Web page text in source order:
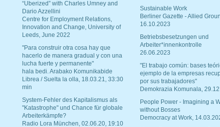
“Uberized” with Charles Umney and
Dario Azzellini
Centre for Employment Relations,
Innovation and Change, University of
Leeds, June 2022
"Para construir otra cosa hay que
hacerlo de manera gradual y con una
lucha fuerte y permanente"
hala bedi. Arabako Komunikabide
Librea / Suelta la olla, 18.03.21, 33:30
min
System-Fehler des Kapitalismus als
"Katastrophe" und Chance für globale
Arbeiterkämpfe?
Radio Lora München, 02.06.20, 19:10
Sustainable Work
Berliner Gazette - Allied
16.10.2023
Betriebsbesetzungen und
Arbeiter*innenkontrolle
26.06.2023
"El trabajo común: bases
ejemplo de la empresas
por sus trabajadores"
Demokrazia Komunala,
People Power - Imagining a
without Bosses
Democracy at Work,